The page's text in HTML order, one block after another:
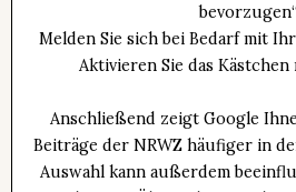
Melden Sie sich bei Bedarf mit
Aktivieren Sie das Kästchen
Anschließend zeigt Google
Beiträge der NRWZ häufiger in
Auswahl kann außerdem